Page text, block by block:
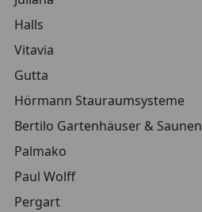
Halls
Vitavia
Gutta
Hörmann Stauraumsysteme
Bertilo Gartenhäuser & Saunen
Palmako
Paul Wolff
Pergart